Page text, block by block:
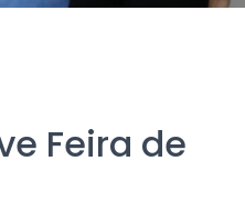
Feira de